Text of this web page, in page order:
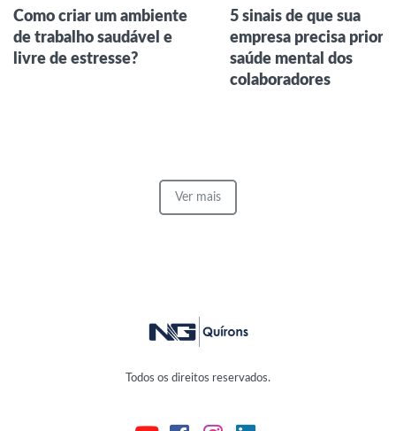
Como criar um ambiente
de trabalho saudável e
livre de estresse?
5 sinais de que sua
empresa precisa
saúde mental dos
colaboradores
Ver mais
Todos os direitos reservados.